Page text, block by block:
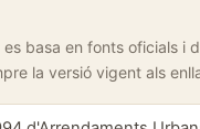
basa en fonts oficials i
la versió vigent als